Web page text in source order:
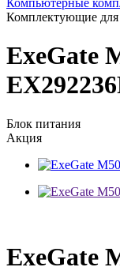
Компьютерные
Комплектующие
ExeGate
Блок питания
Акция
ExeGate